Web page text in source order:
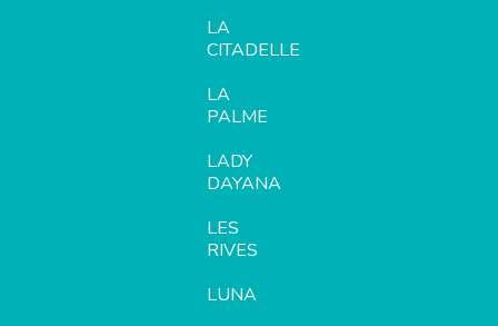
LA
CITADELLE
LA
PALME
LADY
DAYANA
LES
RIVES
LUNA